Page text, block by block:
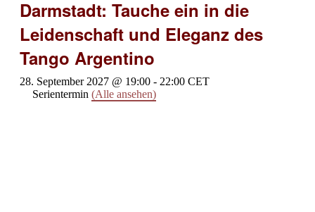
Darmstadt: Tauche ein in die
Leidenschaft und Eleganz des
Tango Argentino
28. September 2027 @ 19:00 - 22:00 CET
Serientermin (Alle ansehen)